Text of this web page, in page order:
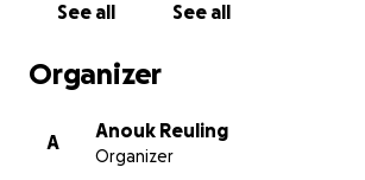
bedrag is welkom.
Mochten er nog vragen zijn, bericht
Bedankt voor je steun!
See all See all
Organizer
A
Anouk Reuling
Organizer